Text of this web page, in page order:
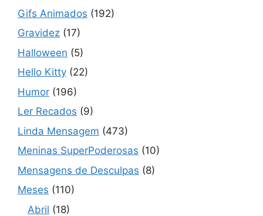
Gifs Animados (192)
Gravidez (17)
Halloween (5)
Hello Kitty (22)
Humor (196)
Ler Recados (9)
Linda Mensagem (473)
Meninas SuperPoderosas (10)
Mensagens de Desculpas (8)
Meses (110)
Abril (18)